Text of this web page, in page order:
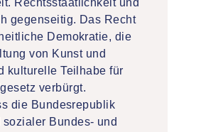
Rechtsstaatlichkeit und
gegenseitig. Das Recht
Demokratie, die
von Kunst und
kulturelle Teilhabe für
verbürgt.
die Bundesrepublik
Bundes- und